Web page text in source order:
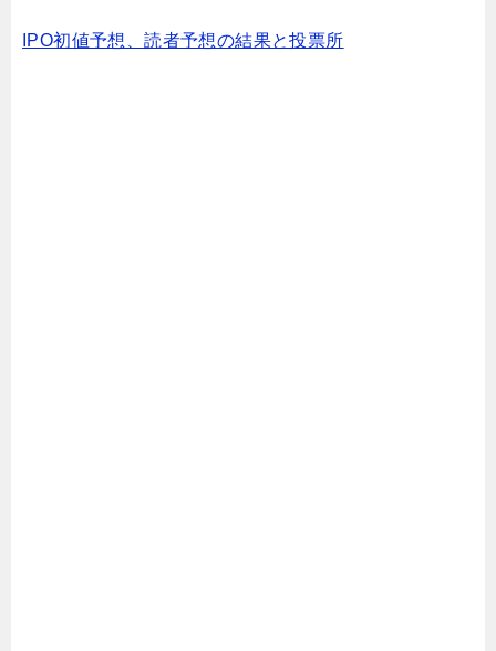
IPO初値予想、読者予想の結果と投票所